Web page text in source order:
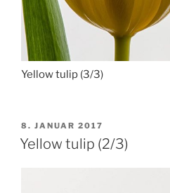
Yellow tulip (3/3)
VERÖFFENTLICHT
AM
8. JANUAR 2017
Yellow tulip (2/3)